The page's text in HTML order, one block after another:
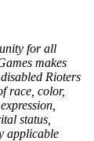
for all
makes
Rioters
race, color,
status,
applicable